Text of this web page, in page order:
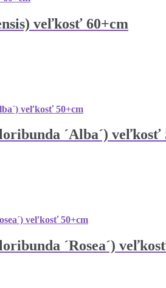
veľkosť 60+cm
´Alba´) veľkosť
´Rosea´)